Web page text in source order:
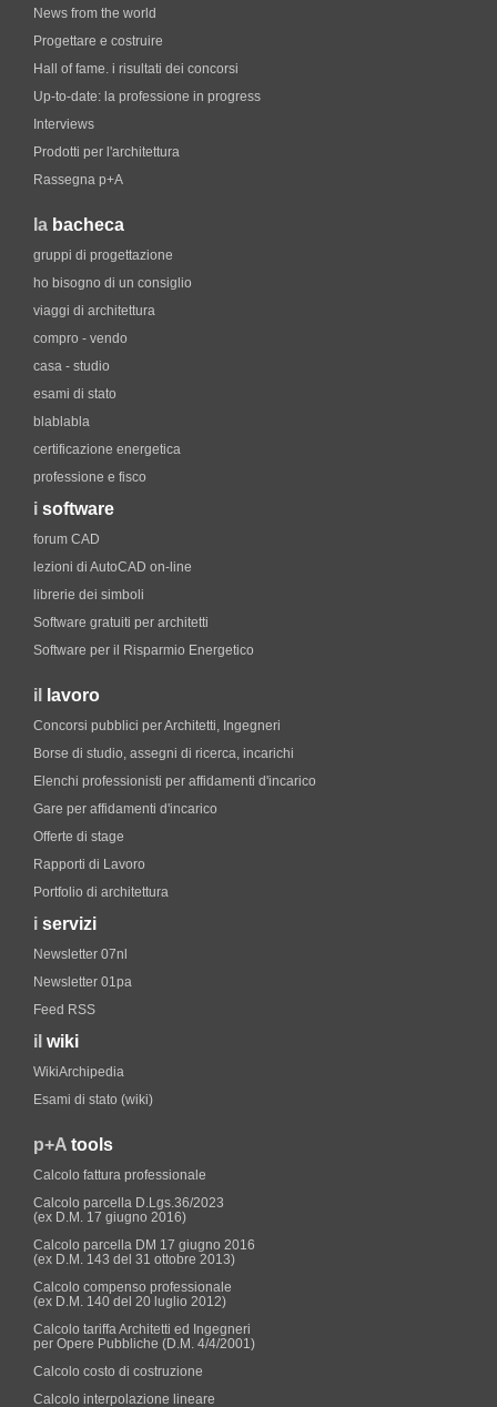
News from the world
Progettare e costruire
Hall of fame. i risultati dei concorsi
Up-to-date: la professione in progress
Interviews
Prodotti per l'architettura
Rassegna p+A
la bacheca
gruppi di progettazione
ho bisogno di un consiglio
viaggi di architettura
compro - vendo
casa - studio
esami di stato
blablabla
certificazione energetica
professione e fisco
i software
forum CAD
lezioni di AutoCAD on-line
librerie dei simboli
Software gratuiti per architetti
Software per il Risparmio Energetico
il lavoro
Concorsi pubblici per Architetti, Ingegneri
Borse di studio, assegni di ricerca, incarichi
Elenchi professionisti per affidamenti d'incarico
Gare per affidamenti d'incarico
Offerte di stage
Rapporti di Lavoro
Portfolio di architettura
i servizi
Newsletter 07nl
Newsletter 01pa
Feed RSS
il wiki
WikiArchipedia
Esami di stato (wiki)
p+A tools
Calcolo fattura professionale
Calcolo parcella D.Lgs.36/2023
(ex D.M. 17 giugno 2016)
Calcolo parcella DM 17 giugno 2016
(ex D.M. 143 del 31 ottobre 2013)
Calcolo compenso professionale
(ex D.M. 140 del 20 luglio 2012)
Calcolo tariffa Architetti ed Ingegneri
per Opere Pubbliche (D.M. 4/4/2001)
Calcolo costo di costruzione
Calcolo interpolazione lineare